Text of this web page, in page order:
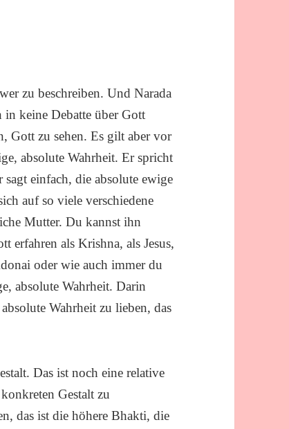
zu beschreiben. Und Narada
in keine Debatte über Gott
Gott zu sehen. Es gilt aber vor
absolute Wahrheit. Er spricht
einfach, die absolute ewige
auf so viele verschiedene
Mutter. Du kannst ihn
erfahren als Krishna, als Jesus,
oder wie auch immer du
absolute Wahrheit. Darin
Wahrheit zu lieben, das
Das ist noch eine relative
Gestalt zu
das ist die höhere Bhakti, die